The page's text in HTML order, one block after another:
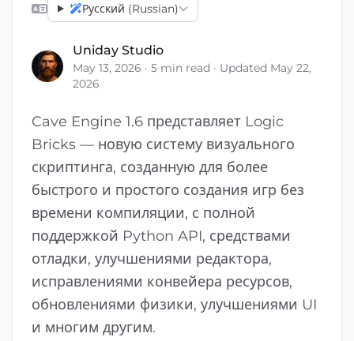
Русский (Russian)
Uniday Studio
May 13, 2026 · 5 min read · Updated May 22,
2026
Cave Engine 1.6 представляет Logic
Bricks — новую систему визуального
скриптинга, созданную для более
быстрого и простого создания игр без
времени компиляции, с полной
поддержкой Python API, средствами
отладки, улучшениями редактора,
исправлениями конвейера ресурсов,
обновлениями физики, улучшениями UI
и многим другим.